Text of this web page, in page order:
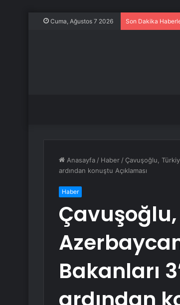
Cuma, Ağustos 7 2026 Son Dakika
Anasayfa / Haber / Çavuşoğlu,
ardından konuştu Açıklaması
Haber
Bakanları
ardından